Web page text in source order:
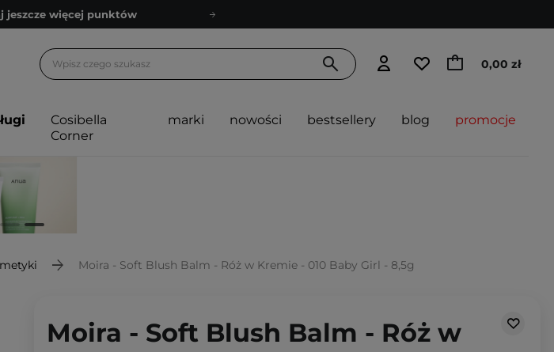
jeszcze więcej punktów
kosmetologiczne
jeszcze więcej punktów
pełen porad
0,00 zł
Cosibella
Corner
marki nowości bestsellery blog promocje
Moira - Soft Blush Balm - Róż w Kremie - 010 Baby Girl - 8,5g
Moira - Soft Blush Balm - Róż w